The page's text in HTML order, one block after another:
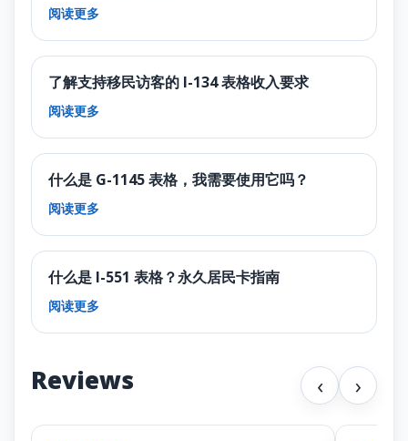
阅读更多
了解支持移民访客的 I-134 表格收入要求
阅读更多
什么是 G-1145 表格，我需要使用它吗？
阅读更多
什么是 I-551 表格？永久居民卡指南
阅读更多
Reviews ‹ ›